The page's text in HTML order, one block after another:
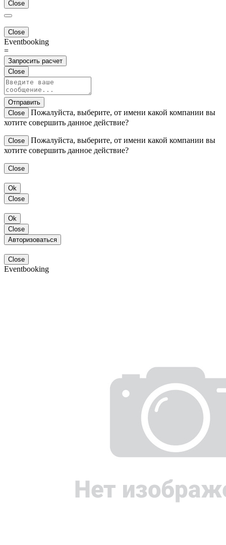
Close
Close
Eventbooking
=
Запросить расчет
Close
Отправить
Close
Пожалуйста, выберите, от имени какой компании вы
хотите совершить данное действие?
Close
Пожалуйста, выберите, от имени какой компании вы
хотите совершить данное действие?
Close
Ok
Close
Ok
Close
Авторизоваться
Close
Eventbooking